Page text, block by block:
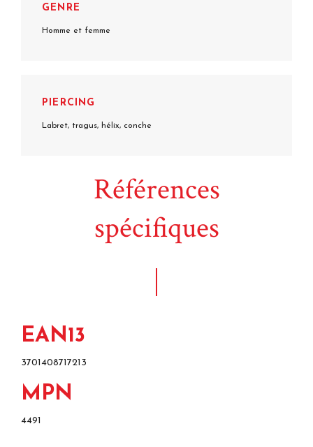
GENRE
Homme et femme
PIERCING
Labret, tragus, hélix, conche
Références
spécifiques
EAN13
3701408717213
MPN
4491